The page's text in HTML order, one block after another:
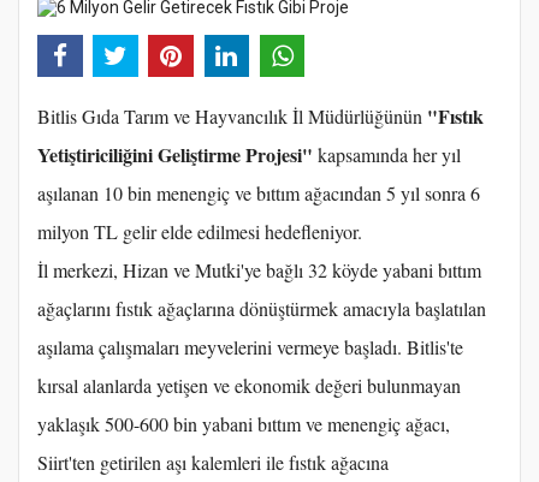
Bitlis Gıda Tarım ve Hayvancılık İl Müdürlüğünün "Fıstık
Yetiştiriciliğini Geliştirme Projesi" kapsamında her yıl
aşılanan 10 bin menengiç ve bıttım ağacından 5 yıl sonra 6
milyon TL gelir elde edilmesi hedefleniyor.
İl merkezi, Hizan ve Mutki'ye bağlı 32 köyde yabani bıttım
ağaçlarını fıstık ağaçlarına dönüştürmek amacıyla başlatılan
aşılama çalışmaları meyvelerini vermeye başladı. Bitlis'te
kırsal alanlarda yetişen ve ekonomik değeri bulunmayan
yaklaşık 500-600 bin yabani bıttım ve menengiç ağacı,
Siirt'ten getirilen aşı kalemleri ile fıstık ağacına